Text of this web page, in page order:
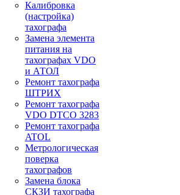
Калибровка
(настройка)
тахографа
Замена элемента
питания на
тахографах VDO
и АТОЛ
Ремонт тахографа
ШТРИХ
Ремонт тахографа
VDO DTCO 3283
Ремонт тахографа
ATOL
Метрологическая
поверка
тахографов
Замена блока
СКЗИ тахографа